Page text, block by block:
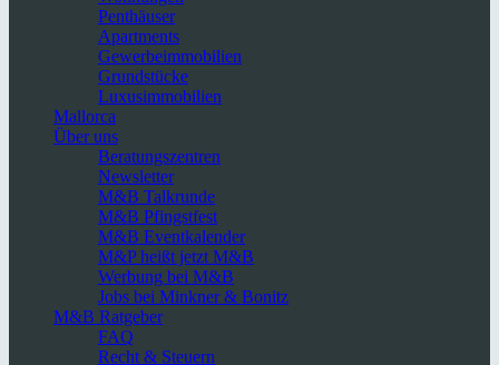
Penthäuser
Apartments
Gewerbeimmobilien
Grundstücke
Luxusimmobilien
Mallorca
Über uns
Beratungszentren
Newsletter
M&B Talkrunde
M&B Pfingstfest
M&B Eventkalender
M&P heißt jetzt M&B
Werbung bei M&B
Jobs bei Minkner & Bonitz
M&B Ratgeber
FAQ
Recht & Steuern